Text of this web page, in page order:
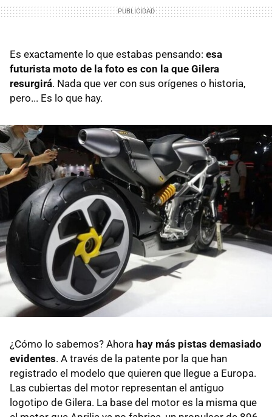
Es exactamente lo que estabas pensando: esa
futurista moto de la foto es con la que Gilera
resurgirá. Nada que ver con sus orígenes o historia,
pero... Es lo que hay.
¿Cómo lo sabemos? Ahora hay más pistas demasiado
evidentes. A través de la patente por la que han
registrado el modelo que quieren que llegue a Europa.
Las cubiertas del motor representan el antiguo
logotipo de Gilera. La base del motor es la misma que